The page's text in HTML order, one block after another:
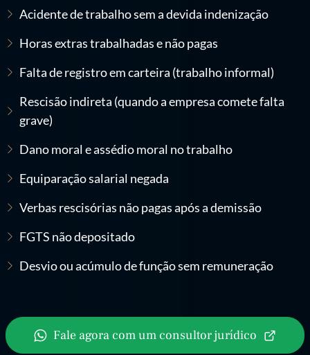
Acidente de trabalho sem a devida indenização
Horas extras trabalhadas e não pagas
Falta de registro em carteira (trabalho informal)
Rescisão indireta (quando a empresa comete falta
grave)
Dano moral e assédio moral no trabalho
Equiparação salarial negada
Verbas rescisórias não pagas após a demissão
FGTS não depositado
Desvio ou acúmulo de função sem remuneração
Fale agora com um consultor jurídico